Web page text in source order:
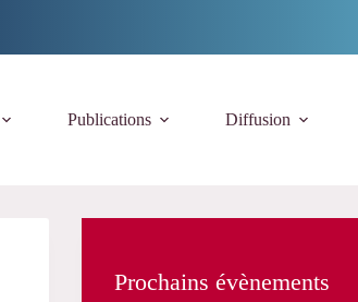
Publications Diffusion
Prochains évènements